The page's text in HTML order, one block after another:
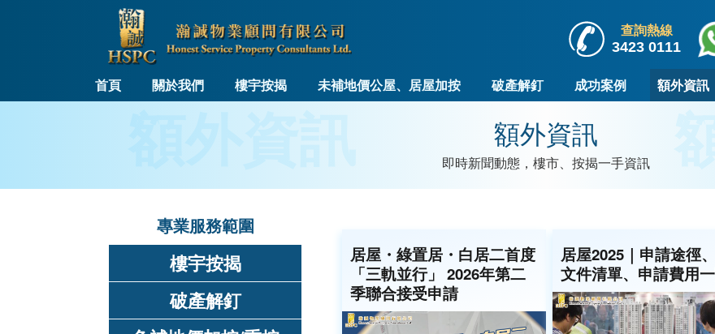
查詢熱線
3423 0111
首頁 關於我們 樓宇按揭 未補地價公屋、居屋加按 破產解釘 成功案例 額外資訊
額外資訊
即時新聞動態，樓市、按揭一手資訊
專業服務範圍
樓宇按揭
破產解釘
居屋・綠置居・白居二首度
「三軌並行」 2026年第二
季聯合接受申請
居屋2025｜申請途徑
文件清單、申請費用